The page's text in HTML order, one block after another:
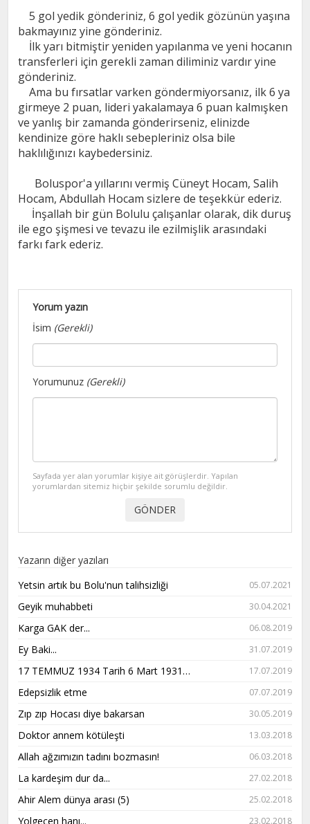
5 gol yedik gönderiniz, 6 gol yedik gözünün yaşına
bakmayınız yine gönderiniz.
İlk yarı bitmiştir yeniden yapılanma ve yeni hocanın
transferleri için gerekli zaman diliminiz vardır yine
gönderiniz.
Ama bu fırsatlar varken göndermiyorsanız, ilk 6 ya
girmeye 2 puan, lideri yakalamaya 6 puan kalmışken
ve yanlış bir zamanda gönderirseniz, elinizde
kendinize göre haklı sebepleriniz olsa bile
haklılığınızı kaybedersiniz.
Boluspor'a yıllarını vermiş Cüneyt Hocam, Salih
Hocam, Abdullah Hocam sizlere de teşekkür ederiz.
İnşallah bir gün Bolulu çalışanlar olarak, dik duruş
ile ego şişmesi ve tevazu ile ezilmişlik arasındaki
farkı fark ederiz.
Yorum yazın
İsim (Gerekli)
Yorumunuz (Gerekli)
Sayfada yer alan yorumlar kişiye ait görüşlerdir. Yapılan
yorumlardan sitemiz hiçbir şekilde sorumlu değildir.
Yazarın diğer yazıları
Yetsin artık bu Bolu'nun talihsizliği
05.07.2021
Geyik muhabbeti 30.04.2021
Karga GAK der... 06.08.2019
Ey Baki... 31.07.2019
17 TEMMUZ 1934 Tarih 6 Mart 1931… 17.07.2019
Edepsizlik etme 07.07.2019
Zıp zıp Hocası diye bakarsan 30.05.2019
Doktor annem kötüleşti 13.03.2018
Allah ağzımızın tadını bozmasın! 06.03.2018
La kardeşim dur da... 27.02.2018
Ahir Alem dünya arası (5) 25.02.2018
Yolgeçen hanı... 23.02.2018